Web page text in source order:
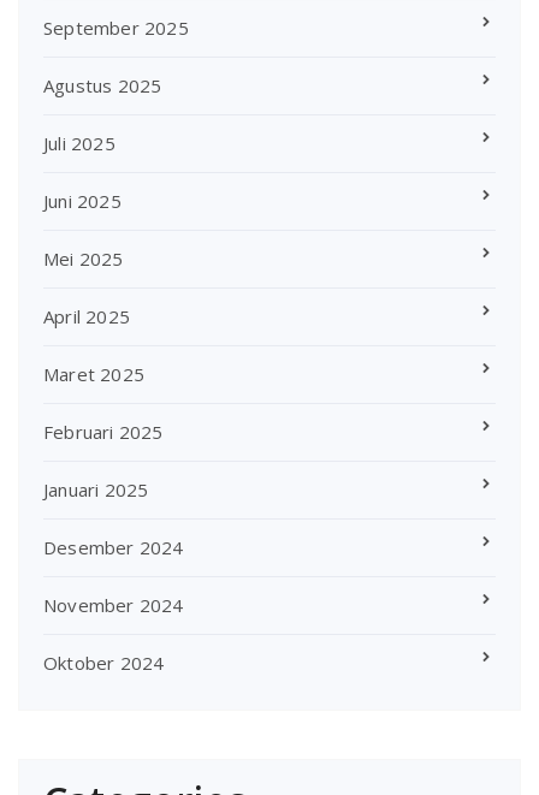
September 2025
Agustus 2025
Juli 2025
Juni 2025
Mei 2025
April 2025
Maret 2025
Februari 2025
Januari 2025
Desember 2024
November 2024
Oktober 2024